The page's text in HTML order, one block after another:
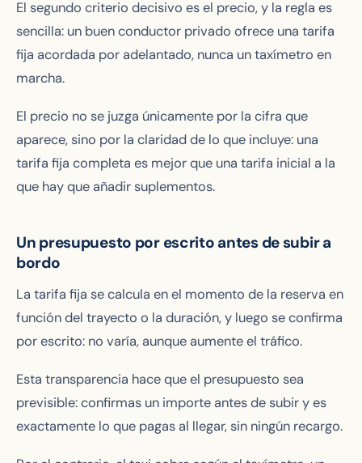
El segundo criterio decisivo es el precio, y la regla es
sencilla: un buen conductor privado ofrece una tarifa
fija acordada por adelantado, nunca un taxímetro en
marcha.
El precio no se juzga únicamente por la cifra que
aparece, sino por la claridad de lo que incluye: una
tarifa fija completa es mejor que una tarifa inicial a la
que hay que añadir suplementos.
Un presupuesto por escrito antes de subir a
bordo
La tarifa fija se calcula en el momento de la reserva en
función del trayecto o la duración, y luego se confirma
por escrito: no varía, aunque aumente el tráfico.
Esta transparencia hace que el presupuesto sea
previsible: confirmas un importe antes de subir y es
exactamente lo que pagas al llegar, sin ningún recargo.